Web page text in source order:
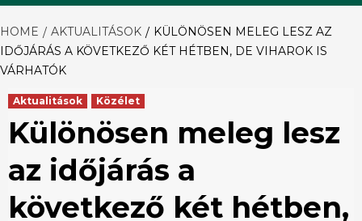
Szó
HOME AKTUALITÁSOK
KÜLÖNÖSEN MELEG LESZ AZ
IDŐJÁRÁS A KÖVETKEZŐ KÉT HÉTBEN, DE VIHAROK IS
VÁRHATÓK
Aktualitások Közélet
Különösen meleg lesz
az időjárás a
következő két hétben,